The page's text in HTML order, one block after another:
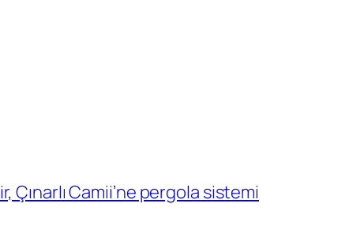
Çınarlı Camii’ne pergola sistemi